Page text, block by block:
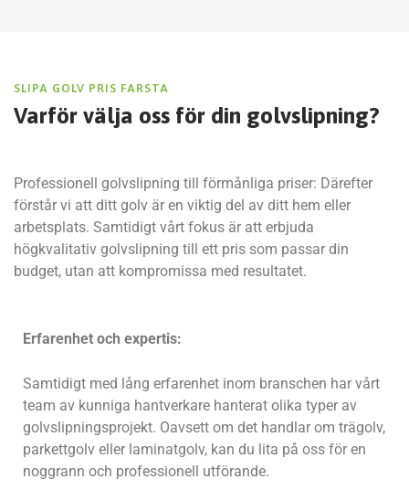
SLIPA GOLV PRIS FARSTA
Varför välja oss för din golvslipning?
Professionell golvslipning till förmånliga priser: Därefter
förstår vi att ditt golv är en viktig del av ditt hem eller
arbetsplats. Samtidigt vårt fokus är att erbjuda
högkvalitativ golvslipning till ett pris som passar din
budget, utan att kompromissa med resultatet.
Erfarenhet och expertis:
Samtidigt med lång erfarenhet inom branschen har vårt
team av kunniga hantverkare hanterat olika typer av
golvslipningsprojekt. Oavsett om det handlar om trägolv,
parkettgolv eller laminatgolv, kan du lita på oss för en
noggrann och professionell utförande.